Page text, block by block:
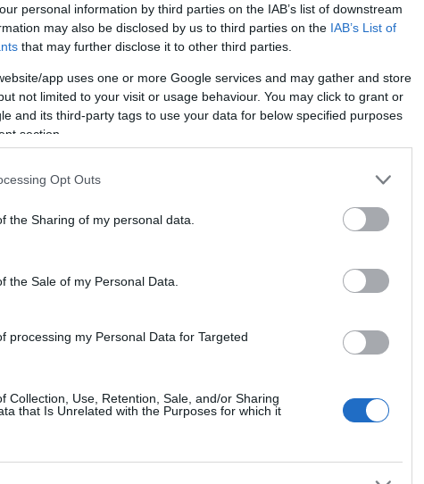
personal information by third parties on the IAB’s list of downstream
may also be disclosed by us to third parties on the IAB’s List of
that may further disclose it to other third parties.
app uses one or more Google services and may gather and store
not limited to your visit or usage behaviour. You may click to grant or
and its third-party tags to use your data for below specified purposes
section.
Opt Outs
the Sharing of my personal data.
the Sale of my Personal Data.
processing my Personal Data for Targeted
Collection, Use, Retention, Sale, and/or Sharing
that Is Unrelated with the Purposes for which it